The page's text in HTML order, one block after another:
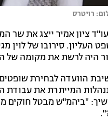
רויטרס
עו"ד ציון אמיר ייצג את שר
העליון. סירובו של לוין
היה לרשת את מקומה
הוועדה לבחירת
המייתרת את עבודת
"ביהמ"ש מבטל חוקים